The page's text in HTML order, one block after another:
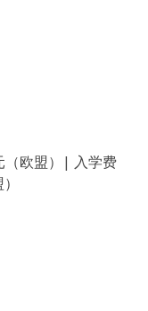
（欧盟）| 入学费